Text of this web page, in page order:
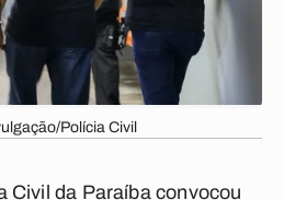
Polícia Civil
Civil da Paraíba convocou